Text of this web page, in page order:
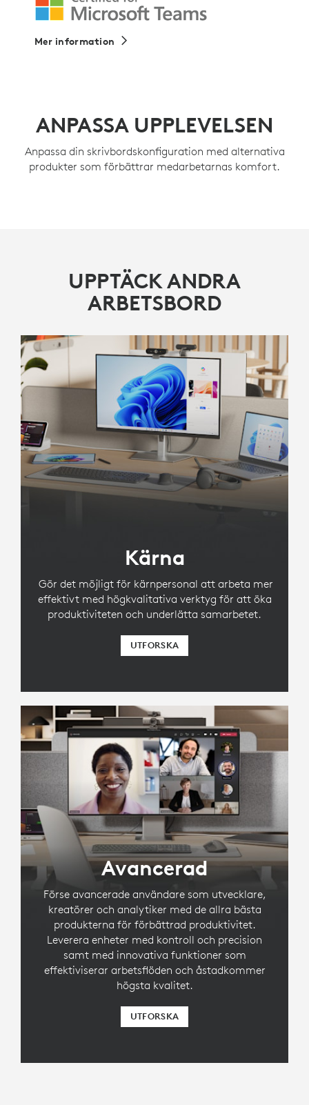
Mer information
ANPASSA UPPLEVELSEN
Anpassa din skrivbordskonfiguration med alternativa
produkter som förbättrar medarbetarnas komfort.
UPPTÄCK ANDRA
ARBETSBORD
Kärna
Gör det möjligt för kärnpersonal att arbeta mer
effektivt med högkvalitativa verktyg för att öka
produktiviteten och underlätta samarbetet.
UTFORSKA
Avancerad
Förse avancerade användare som utvecklare,
kreatörer och analytiker med de allra bästa
produkterna för förbättrad produktivitet.
Leverera enheter med kontroll och precision
samt med innovativa funktioner som
effektiviserar arbetsflöden och åstadkommer
högsta kvalitet.
UTFORSKA